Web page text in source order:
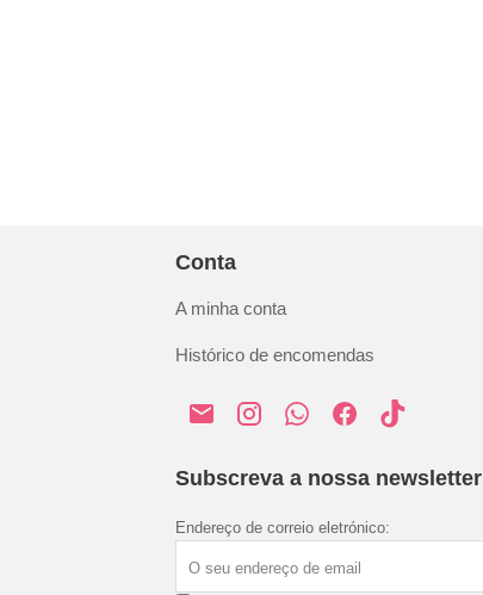
Conta
A minha conta
Histórico de encomendas
Subscreva a nossa newsletter
Endereço de correio eletrónico: